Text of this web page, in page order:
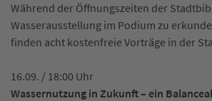
Während der Öffnungszeiten der
Wasserausstellung im Podium zu
finden acht kostenfreie Vorträge in der
16.09. / 18:00 Uhr
Wassernutzung in Zukunft – ein